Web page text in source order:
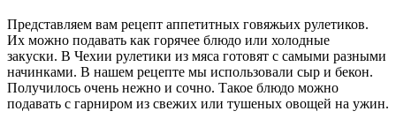
Представляем вам рецепт аппетитных говяжьих рулетиков.
Их можно подавать как горячее блюдо или холодные
закуски. В Чехии рулетики из мяса готовят с самыми разными
начинками. В нашем рецепте мы использовали сыр и бекон.
Получилось очень нежно и сочно. Такое блюдо можно
подавать с гарниром из свежих или тушеных овощей на ужин.